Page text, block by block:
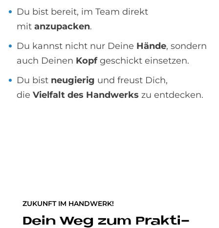
Du bist bereit, im Team direkt
mit anzupacken.
Du kannst nicht nur Deine Hände, sondern
auch Deinen Kopfgeschickt einsetzen.
Du bist neugierig und freust Dich,
die Vielfalt des Handwerks zu entdecken.
ZUKUNFT IM HANDWERK!
Dein Weg zum Prak­ti­